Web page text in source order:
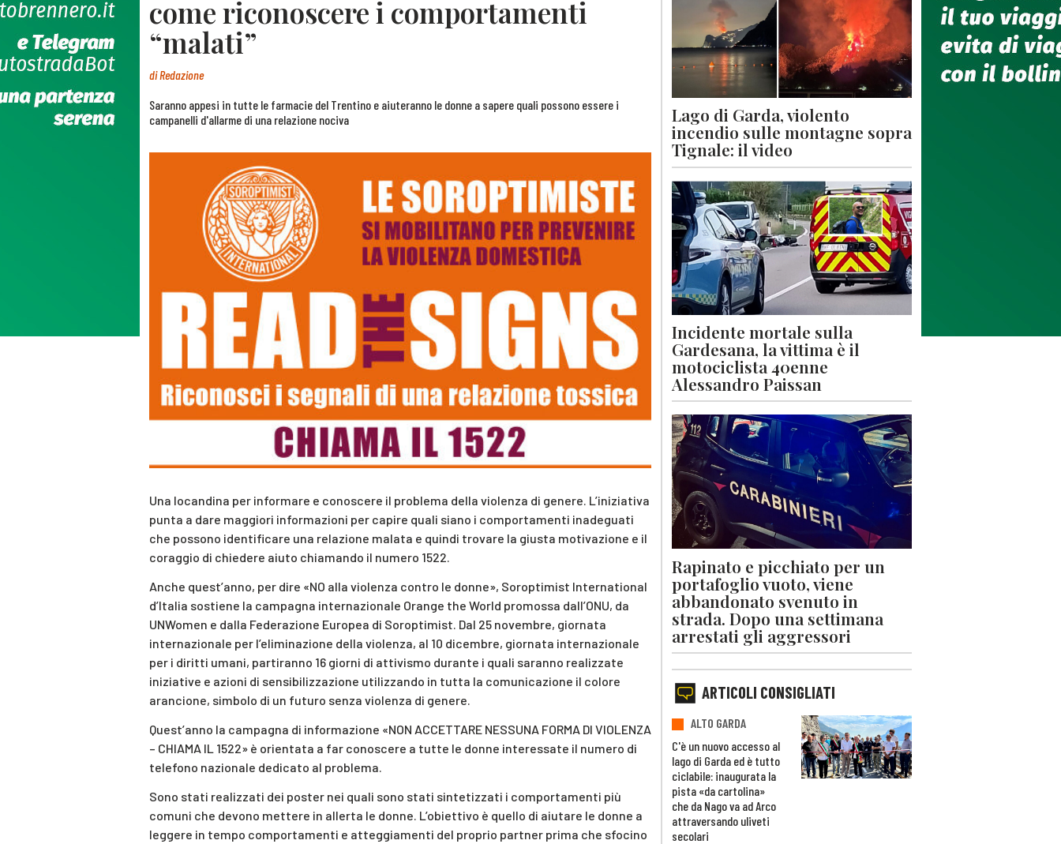
come riconoscere i comportamenti
“malati”
diRedazione
Saranno appesi in tutte le farmacie del Trentino e aiuteranno le donne a sapere quali possono essere i
campanelli d'allarme di una relazione nociva
Una locandina per informare e conoscere il problema della violenza di genere. L’iniziativa
punta a dare maggiori informazioni per capire quali siano i comportamenti inadeguati
che possono identificare una relazione malata e quindi trovare la giusta motivazione e il
coraggio di chiedere aiuto chiamando il numero 1522.
Anche quest’anno, per dire «NO alla violenza contro le donne», Soroptimist International
d’Italia sostiene la campagna internazionale Orange the World promossa dall’ONU, da
UNWomen e dalla Federazione Europea di Soroptimist. Dal 25 novembre, giornata
internazionale per l’eliminazione della violenza, al 10 dicembre, giornata internazionale
per i diritti umani, partiranno 16 giorni di attivismo durante i quali saranno realizzate
iniziative e azioni di sensibilizzazione utilizzando in tutta la comunicazione il colore
arancione, simbolo di un futuro senza violenza di genere.
Quest’anno la campagna di informazione «NON ACCETTARE NESSUNA FORMA DI VIOLENZA
– CHIAMA IL 1522» è orientata a far conoscere a tutte le donne interessate il numero di
telefono nazionale dedicato al problema.
Sono stati realizzati dei poster nei quali sono stati sintetizzati i comportamenti più
comuni che devono mettere in allerta le donne. L’obiettivo è quello di aiutare le donne a
leggere in tempo comportamenti e atteggiamenti del proprio partner prima che sfocino
Lago di Garda, violento
incendio sulle montagne sopra
Tignale: il video
Incidente mortale sulla
Gardesana, la vittima è il
motociclista 40enne
Alessandro Paissan
Rapinato e picchiato per un
portafoglio vuoto, viene
abbandonato svenuto in
strada. Dopo una settimana
arrestati gli aggressori
ARTICOLI CONSIGLIATI
ALTO GARDA
C'è un nuovo accesso al
lago di Garda ed è tutto
ciclabile: inaugurata la
pista «da cartolina»
che da Nago va ad Arco
attraversando uliveti
secolari